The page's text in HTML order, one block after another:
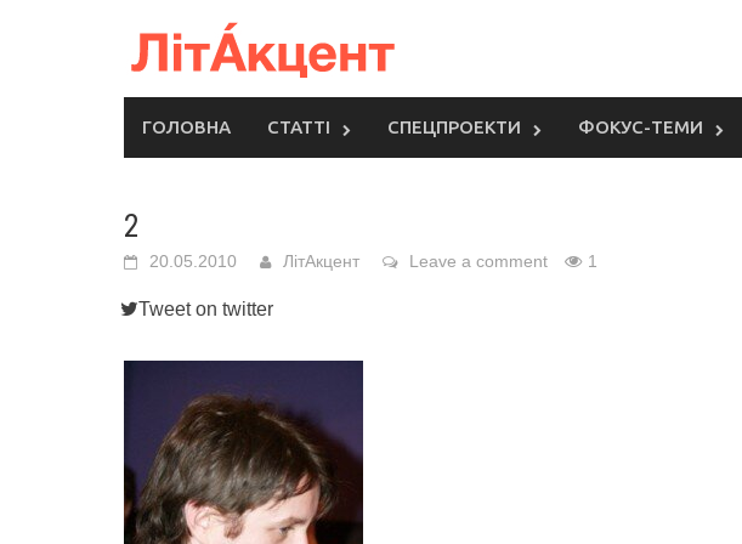
ГОЛОВНА СТАТТІ СПЕЦПРОЕКТИ ФОКУС-ТЕМИ
2
20.05.2010 ЛітАкцент Leave a comment 1
Tweet on twitter